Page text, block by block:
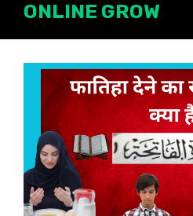
SkipONLINE GROW